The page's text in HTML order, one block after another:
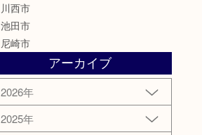
川西市
池田市
尼崎市
アーカイブ
2026年
2025年